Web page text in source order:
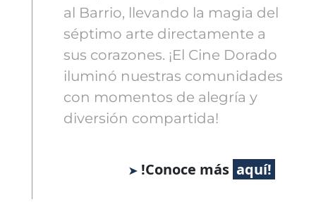
al Barrio, llevando la magia del
séptimo arte directamente a
sus corazones. ¡El Cine Dorado
iluminó nuestras comunidades
con momentos de alegría y
diversión compartida!
!Conoce más